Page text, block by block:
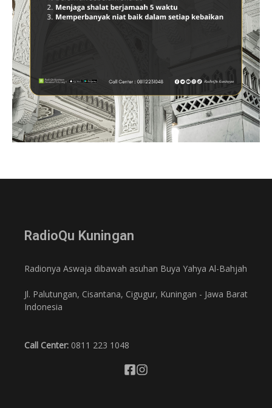
RadioQu Kuningan
Radionya Aswaja dibawah asuhan Buya Yahya Al-Bahjah
Jl. Palutungan, Cisantana, Cigugur, Kuningan - Jawa Barat
Indonesia
Call Center: 0811 223 1048